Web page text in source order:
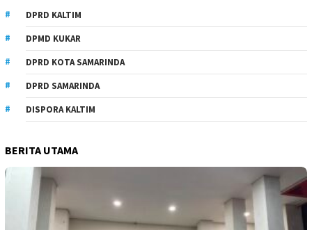
DPRD KALTIM
DPMD KUKAR
DPRD KOTA SAMARINDA
DPRD SAMARINDA
DISPORA KALTIM
BERITA UTAMA